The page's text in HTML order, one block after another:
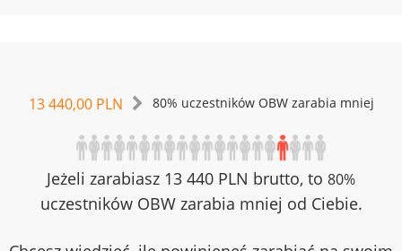
13 440,00 PLN 80% uczestników OBW zarabia mniej
Jeżeli zarabiasz 13 440 PLN brutto, to 80%
uczestników OBW zarabia mniej od Ciebie.